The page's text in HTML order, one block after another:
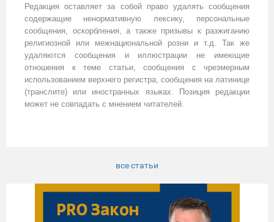
Редакция оставляет за собой право удалять сообщения
содержащие ненормативную лексику, персональные
сообщения, оскорбления, а также призывы к разжиганию
религиозной или межнациональной розни и т.д. Так же
удаляются сообщения и иллюстрации не имеющие
отношения к теме статьи, сообщения с чрезмерным
использованием верхнего регистра, сообщения на латинице
(транслите) или иностранных языках. Позиция редакции
может не совпадать с мнением читателей.
все статьи